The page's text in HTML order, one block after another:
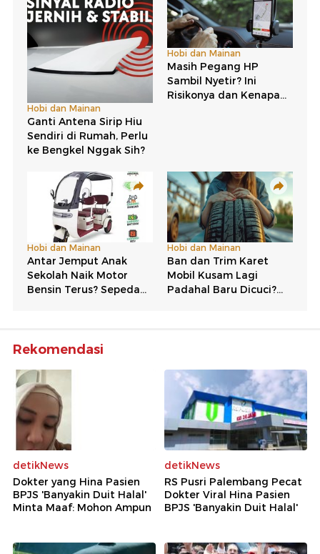
Rekomendasi
detikNews
Dokter yang Hina Pasien
BPJS 'Banyakin Duit Halal'
Minta Maaf: Mohon Ampun
detikNews
RS Pusri Palembang Pecat
Dokter Viral Hina Pasien
BPJS 'Banyakin Duit Halal'